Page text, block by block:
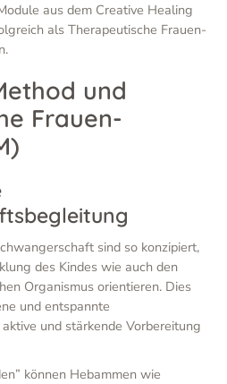
aus dem Creative Healing
als Therapeutische Frauen-
und
Frauen-
sind so konzipiert,
des Kindes wie auch den
Organismus orientieren. Dies
und entspannte
und stärkende Vorbereitung
können Hebammen wie